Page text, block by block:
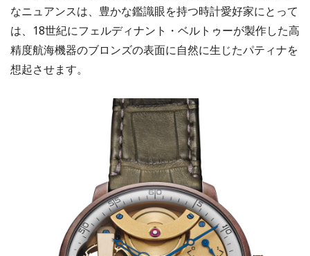
なニュアンスは、豊かな鑑識眼を持つ時計愛好家にとって
は、18世紀にフェルディナント・ベルトゥーが製作した高
精度航海機器のブロンズの表面に自然に生じたパティナを
想起させます。